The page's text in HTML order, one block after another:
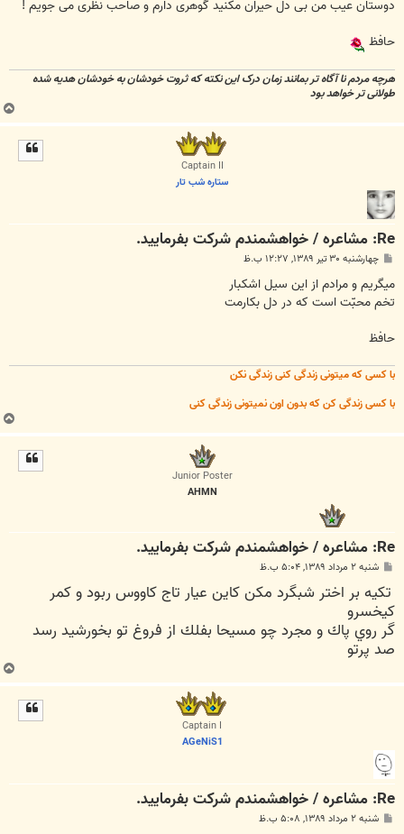
دوستان عیب من بی دل حیران مکنید گوهری دارم و صاحب نظری می جویم !
حافظ
هرچه مردم نا آگاه تر بمانند زمان درک این نکته که ثروت خودشان به خودشان هدیه شده
طولانی تر خواهد بود
ب
ا
Captain II
ستاره شب تار
Re: مشاعره / خواهشمندم شرکت بفرماييد.
پ
ت
چهارشنبه ۳۰ تیر ۱۳۸۹, ۱۲:۲۷ ب.ظ
مي‏گريم و مرادم از اين سيل اشكبار
تخم محبّت است كه در دل بكارمت
حافظ
با کسی که میتونی زندگی کنی زندگی نکن
با کسی زندگی کن که بدون اون نمیتونی زندگی کنی
ب
ا
Junior Poster
AHMN
Re: مشاعره / خواهشمندم شرکت بفرماييد.
پ
ت
شنبه ۲ مرداد ۱۳۸۹, ۵:۰۴ ب.ظ
تكيه بر اختر شبگرد مكن كاين عيار تاج كاووس ربود و كمر
كيخسرو
گر روي پاك و مجرد چو مسيحا بفلك از فروغ تو بخورشيد رسد
صد پرتو
ب
ا
Captain I
AGeNiS1
Re: مشاعره / خواهشمندم شرکت بفرماييد.
پ شنبه ۲ مرداد ۱۳۸۹, ۵:۰۸ ب.ظ